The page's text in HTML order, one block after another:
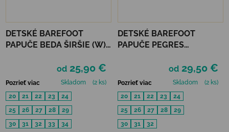
DETSKÉ BAREFOOT
PAPUČE BEDA ŠIRŠIE (W)
od 25,90 €
Pozrieť viac Skladom
(2 ks)
20
21 22 23
24
25
26 27 28
29
30
31 32 33
34
DETSKÉ BAREFOOT
PAPUČE PEGRES
od 29,50 €
Pozrieť viac Skladom
(2 ks)
20
21 22 23
24
25
26 27 28
29
30
31 32